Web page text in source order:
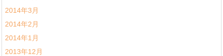
2014年3月
2014年2月
2014年1月
2013年12月